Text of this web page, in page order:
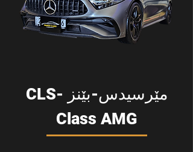
مێرسیدس-بێنز CLS-
Class AMG